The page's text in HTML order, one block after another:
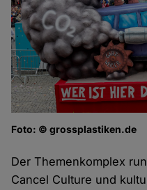
Foto: © grossplastiken.de
Der Themenkomplex
Cancel Culture und